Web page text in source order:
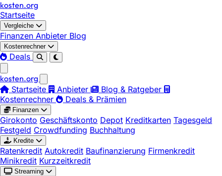
kosten.org
Startseite
Vergleiche
Finanzen Anbieter Blog
Kostenrechner
Deals
kosten.org
Startseite
Anbieter
Blog & Ratgeber
Kostenrechner
Deals & Prämien
Finanzen
Girokonto Geschäftskonto Depot Kreditkarten Tagesgeld
Festgeld Crowdfunding Buchhaltung
Kredite
Ratenkredit Autokredit Baufinanzierung Firmenkredit
Minikredit Kurzzeitkredit
Streaming